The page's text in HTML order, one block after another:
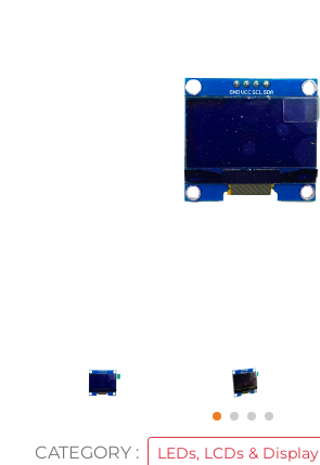
CATEGORY :
LEDs, LCDs & Display